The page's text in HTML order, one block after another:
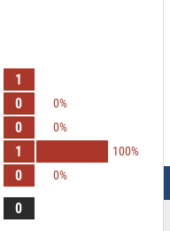
1
0
0%
0
0%
1
100%
0 0%
0